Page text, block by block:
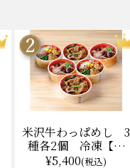
米沢牛わっぱめし 3
種各2個 冷凍【レ
ンジ調理】化粧箱入
¥5,400(税込)